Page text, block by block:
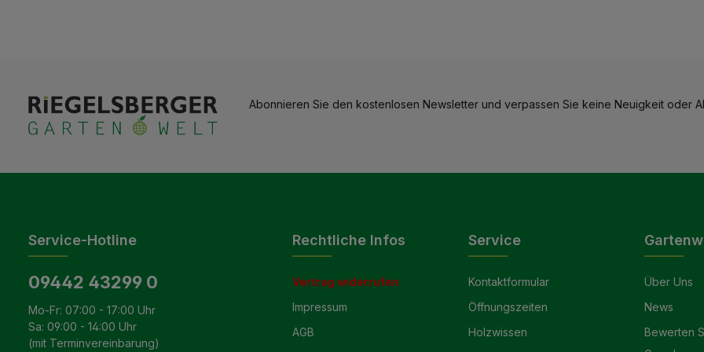
Abonnieren Sie den kostenlosen Newsletter und verpassen Sie keine Neuigkeit oder
Service-Hotline
09442 43299 0
Mo-Fr: 07:00 - 17:00 Uhr
Sa: 09:00 - 14:00 Uhr
(mit Terminvereinbarung)
Rechtliche Infos
Vertrag widerrufen
Impressum
AGB
Service
Kontaktformular
Öffnungszeiten
Holzwissen
Über Uns
News
Bewerten